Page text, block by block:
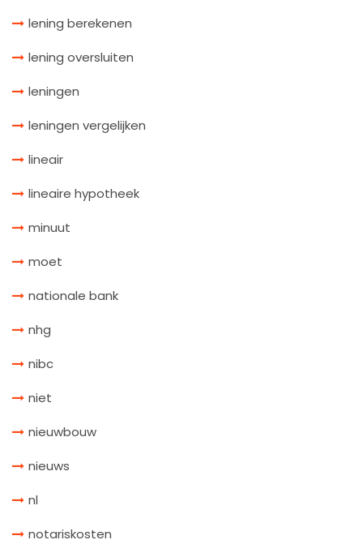
lening berekenen
lening oversluiten
leningen
leningen vergelijken
lineair
lineaire hypotheek
minuut
moet
nationale bank
nhg
nibc
niet
nieuwbouw
nieuws
nl
notariskosten